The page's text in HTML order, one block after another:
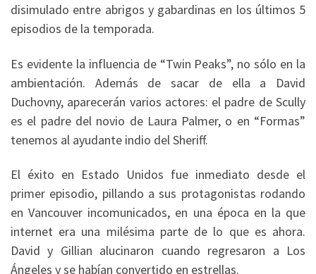
disimulado entre abrigos y gabardinas en los últimos 5
episodios de la temporada.
Es evidente la influencia de “Twin Peaks”, no sólo en la
ambientación. Además de sacar de ella a David
Duchovny, aparecerán varios actores: el padre de Scully
es el padre del novio de Laura Palmer, o en “Formas”
tenemos al ayudante indio del Sheriff.
El éxito en Estado Unidos fue inmediato desde el
primer episodio, pillando a sus protagonistas rodando
en Vancouver incomunicados, en una época en la que
internet era una milésima parte de lo que es ahora.
David y Gillian alucinaron cuando regresaron a Los
Ángeles y se habían convertido en estrellas.